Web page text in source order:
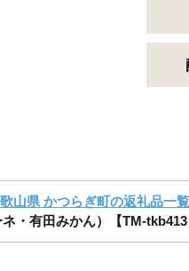
山県 かつらぎ町の返礼品一覧
・有田みかん）【TM-tkb413